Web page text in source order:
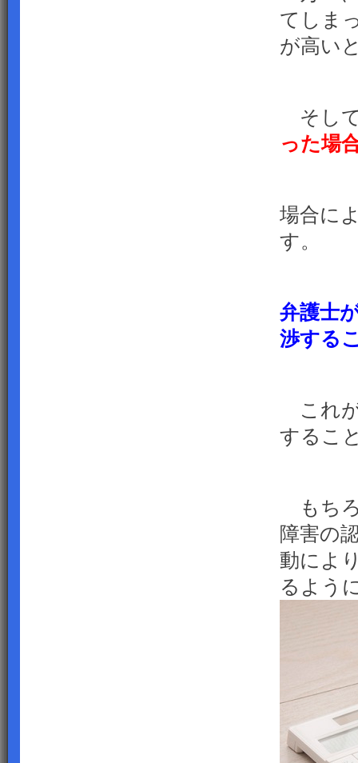
てしま
が高い
そし
った場
場合に
す。
弁護士
渉する
これが
するこ
もち
障害の
動によ
るよう